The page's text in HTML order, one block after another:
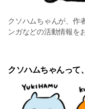
クソハムちゃんが、作
ンガなどの活動情報を
クソハムちゃんって